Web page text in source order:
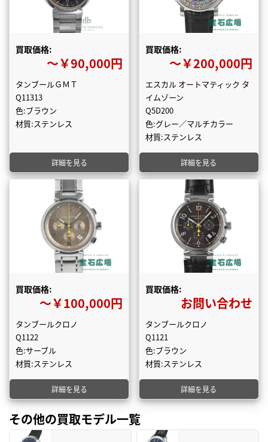
買取価格:
〜￥90,000円
タンブールＧＭＴ
Q11313
色:ブラウン
材質:ステンレス
詳細を見る
買取価格:
〜￥200,000円
エスカル オートマティック タ
イムゾーン
Q5D200
色:グレー／マルチカラー
材質:ステンレス
詳細を見る
買取価格:
〜￥100,000円
タンブールクロノ
Q1122
色:サーブル
材質:ステンレス
詳細を見る
買取価格:
お問い合わせ
タンブールクロノ
Q1121
色:ブラウン
材質:ステンレス
詳細を見る
その他の買取モデル一覧